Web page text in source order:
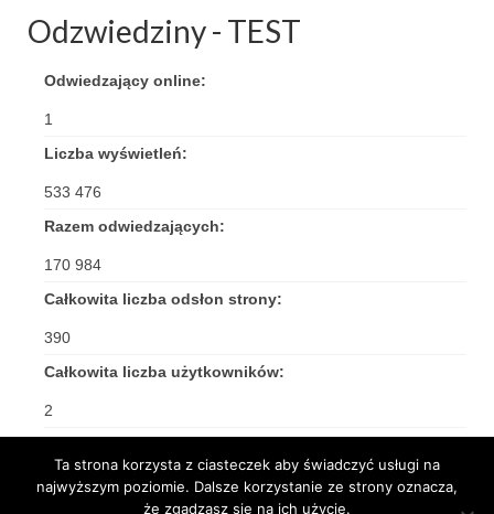
Odzwiedziny - TEST
Odwiedzający online:
1
Liczba wyświetleń:
533 476
Razem odwiedzających:
170 984
Całkowita liczba odsłon strony:
390
Całkowita liczba użytkowników:
2
Ta strona korzysta z ciasteczek aby świadczyć usługi na
najwyższym poziomie. Dalsze korzystanie ze strony oznacza,
że zgadzasz się na ich użycie.